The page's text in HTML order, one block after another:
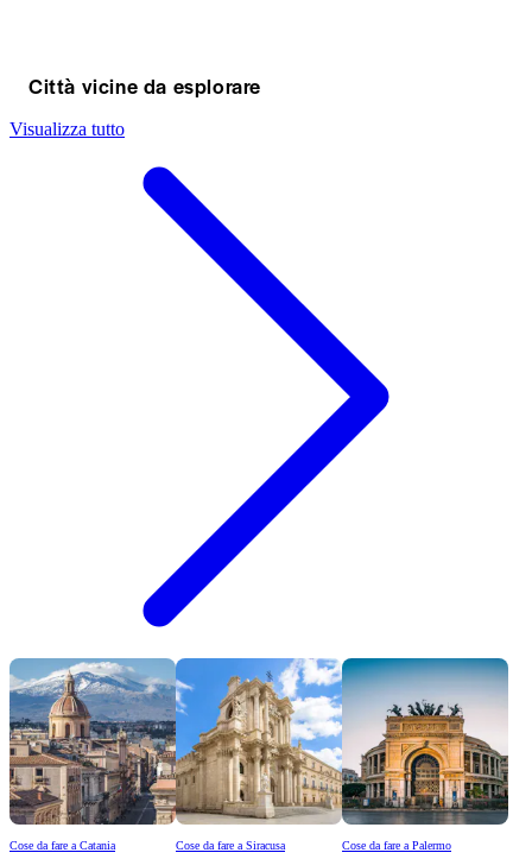
Città vicine da esplorare
Visualizza tutto
Cose da fare a Catania Cose da fare a Siracusa Cose da fare a Palermo